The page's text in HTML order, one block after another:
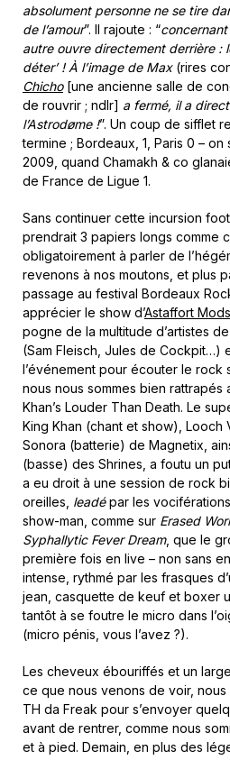
absolument personne ne se tire
de l’amour”. Il rajoute : “concernant
autre ouvre directement derrière :
déter’ ! À l’image de Max(rires
Chicho[une ancienne salle de
de rouvrir ; ndlr] a fermé, il a
l’Astrodøme !”. Un coup de sifflet
termine ; Bordeaux, 1, Paris 0 –
2009, quand Chamakh & co
de France de Ligue 1.
Sans continuer cette incursion
prendrait 3 papiers longs comme
obligatoirement à parler de
revenons à nos moutons, et plus
passage au festival Bordeaux
apprécier le show d’Astaffort Mods
pogne de la multitude d’artistes
(Sam Fleisch, Jules de Cockpit…)
l’événement pour écouter le rock
nous nous sommes bien rattrapés
Khan’s Louder Than Death. Le
King Khan (chant et show),
Sonora (batterie) de Magnetix,
(basse) des Shrines, a foutu un
a eu droit à une session de rock
oreilles, leadépar les
show-man, comme sur Erased
Syphallytic Fever Dream, que le
première fois en live – non sans
intense, rythmé par les frasques
jean, casquette de keuf et boxer
tantôt à se foutre le micro dans
(micro pénis, vous l’avez ?).
Les cheveux ébouriffés et un
ce que nous venons de voir,
TH da Freak pour s’envoyer
avant de rentrer, comme nous
et à pied. Demain, en plus des